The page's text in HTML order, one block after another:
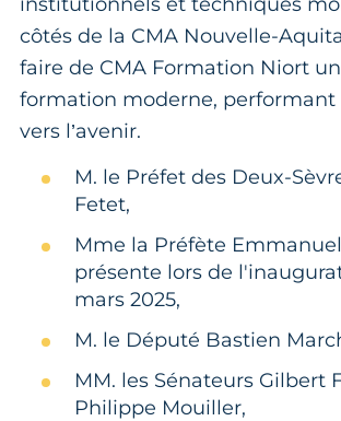
côtés de la CMA Nouvelle-
faire de CMA Formation Niort
formation moderne, performant
vers l’avenir.
M. le Préfet des Deux-
Fetet,
Mme la Préfète
présente lors de
mars 2025,
M. le Député Bastien
MM. les Sénateurs Gilbert
Philippe Mouiller,